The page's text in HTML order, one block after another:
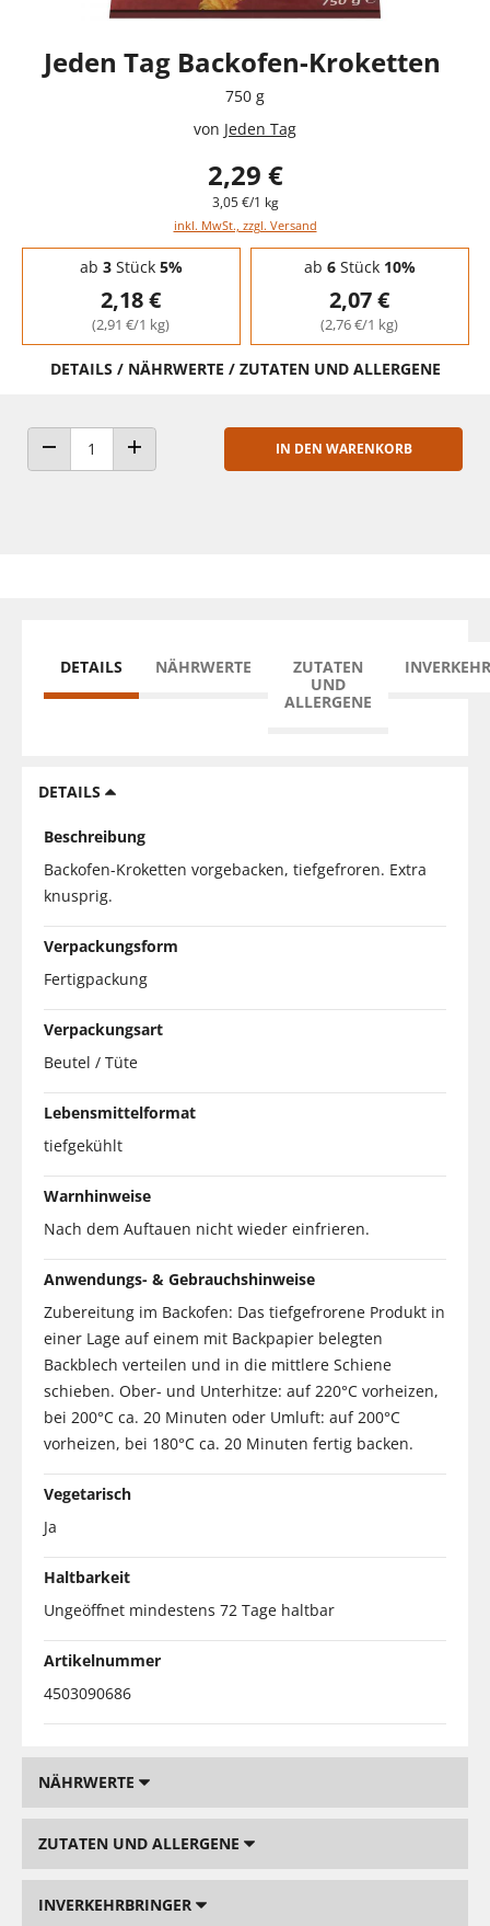
Jeden Tag Backofen-Kroketten
750 g
von Jeden Tag
2,29 €
3,05 €/1 kg
inkl. MwSt., zzgl. Versand
Staffelpreise - Mengenrabatt
ab 3Stück 5%
2,18 €
(2,91 €/1 kg)
ab 6Stück 10%
2,07 €
(2,76 €/1 kg)
DETAILS / NÄHRWERTE / ZUTATEN UND ALLERGENE
ANZAHL VERRINGERNANZAHL ERHÖHEN
IN DEN WARENKORB
DETAILS NÄHRWERTE
ZUTATEN
UND
ALLERGENE
DETAILS
Beschreibung
Backofen-Kroketten vorgebacken, tiefgefroren. Extra
knusprig.
Verpackungsform
Fertigpackung
Verpackungsart
Beutel / Tüte
Lebensmittelformat
tiefgekühlt
Warnhinweise
Nach dem Auftauen nicht wieder einfrieren.
Anwendungs- & Gebrauchshinweise
Zubereitung im Backofen: Das tiefgefrorene Produkt in
einer Lage auf einem mit Backpapier belegten
Backblech verteilen und in die mittlere Schiene
schieben. Ober- und Unterhitze: auf 220°C vorheizen,
bei 200°C ca. 20 Minuten oder Umluft: auf 200°C
vorheizen, bei 180°C ca. 20 Minuten fertig backen.
Vegetarisch
Ja
Haltbarkeit
Ungeöffnet mindestens 72 Tage haltbar
Artikelnummer
4503090686
NÄHRWERTE
ZUTATEN UND ALLERGENE
INVERKEHRBRINGER